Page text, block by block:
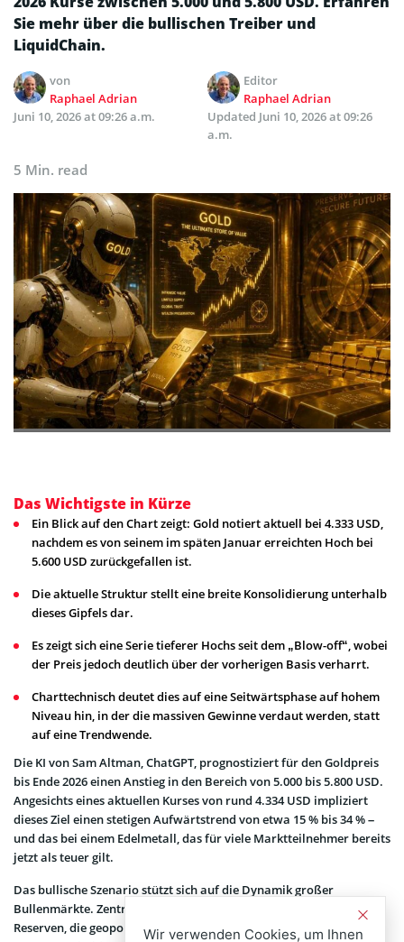
Sie mehr über die bullischen Treiber und
LiquidChain.
von
Raphael Adrian
Editor
Raphael Adrian
Juni 10, 2026 at 09:26 a.m.
Updated Juni 10, 2026 at 09:26
a.m.
5 Min. read
Das Wichtigste in Kürze
Ein Blick auf den Chart zeigt: Gold notiert aktuell bei 4.333 USD,
nachdem es von seinem im späten Januar erreichten Hoch bei
5.600 USD zurückgefallen ist.
Die aktuelle Struktur stellt eine breite Konsolidierung unterhalb
dieses Gipfels dar.
Es zeigt sich eine Serie tieferer Hochs seit dem „Blow-off“, wobei
der Preis jedoch deutlich über der vorherigen Basis verharrt.
Charttechnisch deutet dies auf eine Seitwärtsphase auf hohem
Niveau hin, in der die massiven Gewinne verdaut werden, statt
auf eine Trendwende.
Die KI von Sam Altman, ChatGPT, prognostiziert für den Goldpreis
bis Ende 2026 einen Anstieg in den Bereich von 5.000 bis 5.800 USD.
Angesichts eines aktuellen Kurses von rund 4.334 USD impliziert
dieses Ziel einen stetigen Aufwärtstrend von etwa 15 % bis 34 % –
und das bei einem Edelmetall, das für viele Marktteilnehmer bereits
jetzt als teuer gilt.
Das bullische Szenario stützt sich auf die Dynamik großer
Bullenmärkte. Zentralbanken diversifizieren weiterhin ihre
Reserven, die geopolitische Unsicherheit bleibt hoch und die
Wir verwenden Cookies, um Ihnen